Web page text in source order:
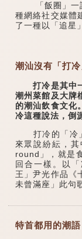
「飯圈」一詞
種網絡社交媒體
了一種以「追星
潮汕沒有「打冷
打冷是其中一
潮州菜館及大牌
的潮汕飲食文化
冷這種說法，倒
打冷的「冷」
來眾說紛紜，
round」，就是
回合一樣。以
王」尹光作品《
未曾滿座」此句
特首都用的潮語